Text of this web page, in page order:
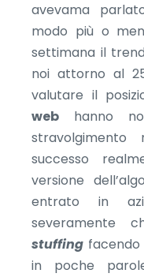
avevama
modo più o
settimana il
noi attorno al
valutare il
web hanno
stravolgimento
successo
versione
entrato in
severamente
stuffing facendo
in poche